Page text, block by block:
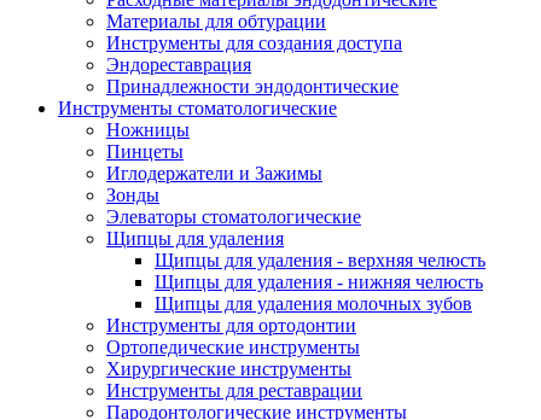
Материалы для обтурации
Инструменты для создания доступа
Эндореставрация
Принадлежности эндодонтические
Инструменты стоматологические
Ножницы
Пинцеты
Иглодержатели и Зажимы
Зонды
Элеваторы стоматологические
Щипцы для удаления
Щипцы для удаления - верхняя челюсть
Щипцы для удаления - нижняя челюсть
Щипцы для удаления молочных зубов
Инструменты для ортодонтии
Ортопедические инструменты
Хирургические инструменты
Инструменты для реставрации
Пародонтологические инструменты